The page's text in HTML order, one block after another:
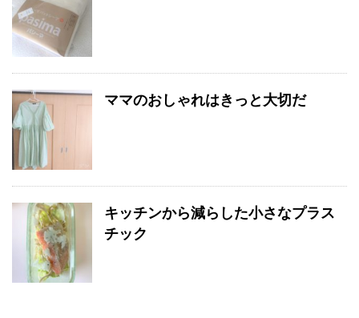
ママのおしゃれはきっと大切だ
キッチンから減らした小さなプラス
チック